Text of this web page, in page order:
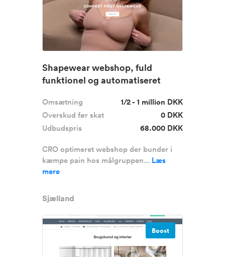
Shapewear webshop, fuld
funktionel og automatiseret
Omsætning
1/2 - 1 million DKK
Overskud før skat
0 DKK
Udbudspris
68.000 DKK
CRO optimeret webshop der bunder i
kæmpe pain hos målgruppen... Læs
mere
Sjælland
Boost